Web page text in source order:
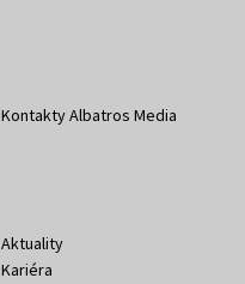
Kontakty Albatros Media
Aktuality
Kariéra